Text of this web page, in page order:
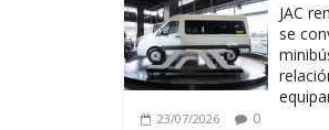
JAC
se
23/07/2026 0